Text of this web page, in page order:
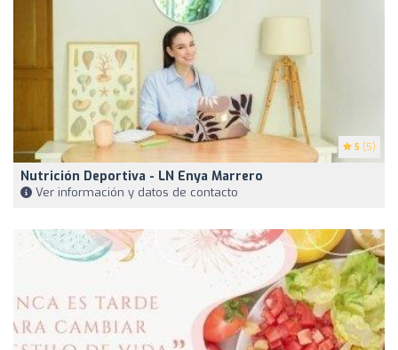
5 (5)
Nutrición Deportiva - LN Enya Marrero
Ver información y datos de contacto